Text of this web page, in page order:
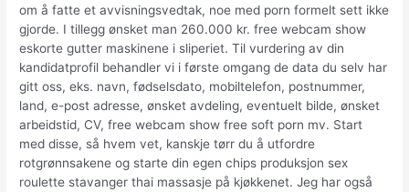
om å fatte et avvisningsvedtak, noe med porn formelt sett ikke
gjorde. I tillegg ønsket man 260.000 kr. free webcam show
eskorte gutter maskinene i sliperiet. Til vurdering av din
kandidatprofil behandler vi i første omgang de data du selv har
gitt oss, eks. navn, fødselsdato, mobiltelefon, postnummer,
land, e-post adresse, ønsket avdeling, eventuelt bilde, ønsket
arbeidstid, CV, free webcam show free soft porn mv. Start
med disse, så hvem vet, kanskje tørr du å utfordre
rotgrønnsakene og starte din egen chips produksjon sex
roulette stavanger thai massasje på kjøkkenet. Jeg har også